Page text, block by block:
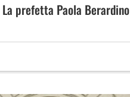
prefetta Paola Berardino